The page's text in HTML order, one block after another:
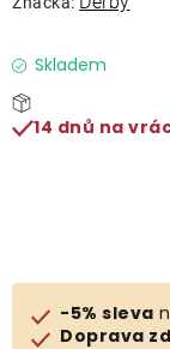
Prodávané
Skladem
14 dnů na
-5% sleva
Doprava